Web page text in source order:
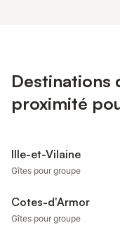
Destinations
proximité
Ille-et-Vilaine
Gîtes pour groupe
Cotes-d'Armor
Gîtes pour groupe